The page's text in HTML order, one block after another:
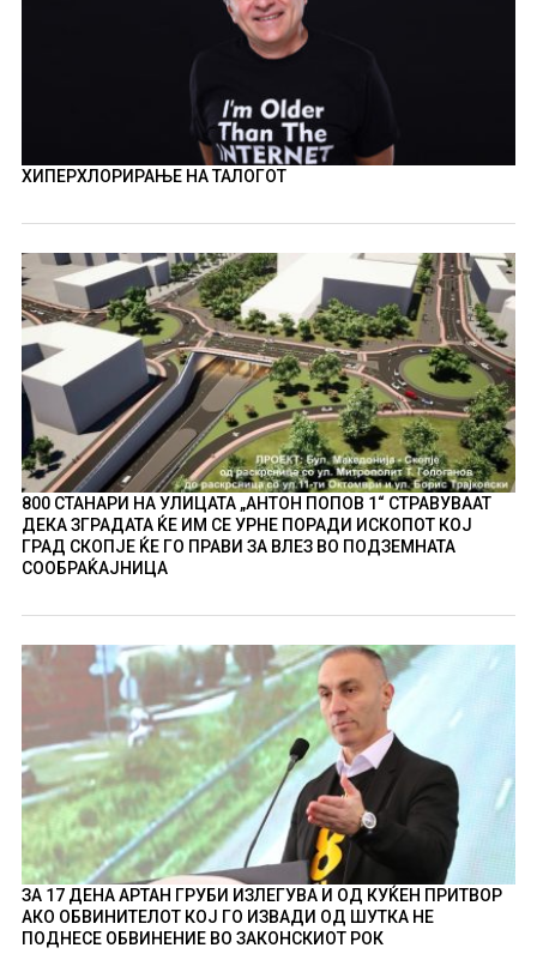
ХИПЕРХЛОРИРАЊЕ НА ТАЛОГОТ
800 СТАНАРИ НА УЛИЦАТА „АНТОН ПОПОВ 1“ СТРАВУВААТ
ДЕКА ЗГРАДАТА ЌЕ ИМ СЕ УРНЕ ПОРАДИ ИСКОПОТ КОЈ
ГРАД СКОПЈЕ ЌЕ ГО ПРАВИ ЗА ВЛЕЗ ВО ПОДЗЕМНАТА
СООБРАЌАЈНИЦА
ЗА 17 ДЕНА АРТАН ГРУБИ ИЗЛЕГУВА И ОД КУЌЕН ПРИТВОР
АКО ОБВИНИТЕЛОТ КОЈ ГО ИЗВАДИ ОД ШУТКА НЕ
ПОДНЕСЕ ОБВИНЕНИЕ ВО ЗАКОНСКИОТ РОК